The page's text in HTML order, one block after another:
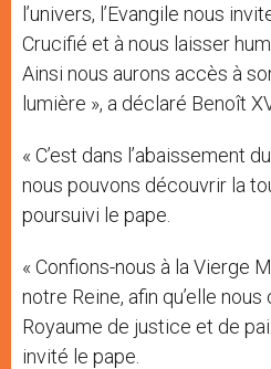
l’univers, l’Evangile nous
Crucifié et à nous laisser
Ainsi nous aurons accès à
lumière », a déclaré Benoît
« C’est dans l’abaissement
nous pouvons découvrir la
poursuivi le pape.
« Confions-nous à la Vierge
notre Reine, afin qu’elle nous
Royaume de justice et de
invité le pape.